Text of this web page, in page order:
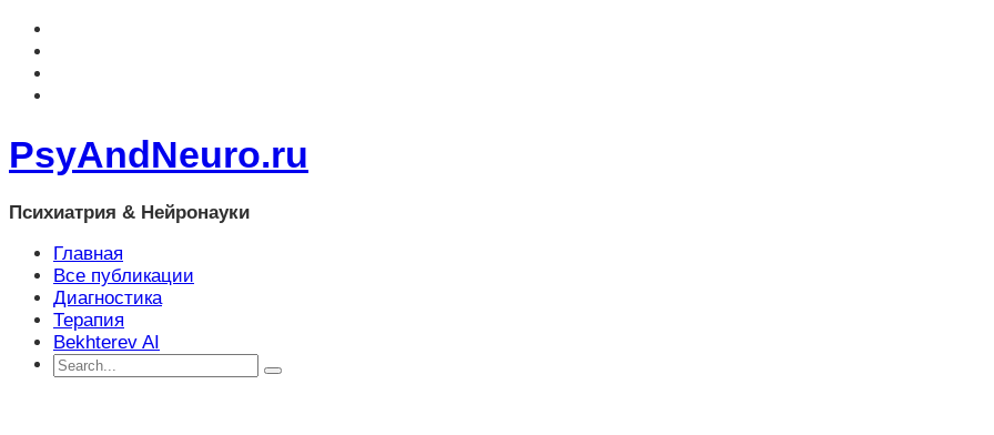
PsyAndNeuro.ru
Психиатрия & Нейронауки
Главная
Все публикации
Диагностика
Терапия
Bekhterev AI